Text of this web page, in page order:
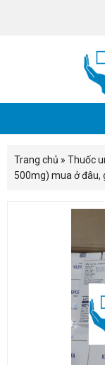
Trang chủ » Thuốc
500mg) mua ở đâu,